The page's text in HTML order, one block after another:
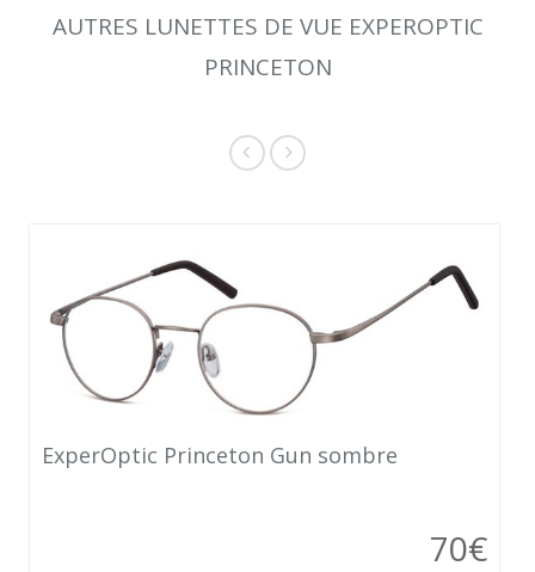
AUTRES LUNETTES DE VUE EXPEROPTIC
PRINCETON
ExperOptic Princeton Gun sombre
70€